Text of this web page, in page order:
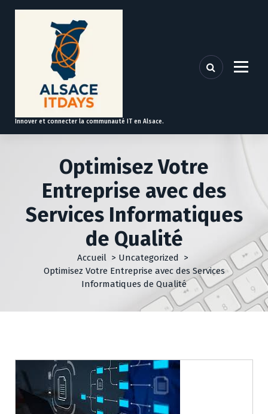
t
Innover et connecter la communauté IT en Alsace.
Optimisez Votre
Entreprise avec des
Services Informatiques
de Qualité
Accueil > Uncategorized >
Optimisez Votre Entreprise avec des Services
Informatiques de Qualité